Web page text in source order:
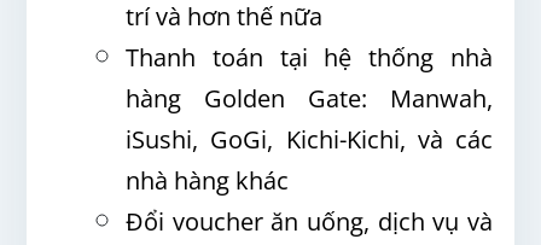
trí và hơn thế nữa
Thanh toán tại hệ thống nhà
hàng Golden Gate: Manwah,
iSushi, GoGi, Kichi-Kichi, và các
nhà hàng khác
Đổi voucher ăn uống, dịch vụ và